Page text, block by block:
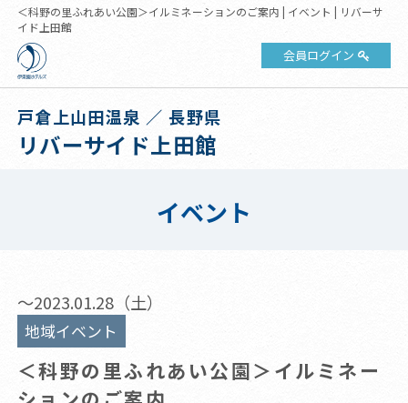
＜科野の里ふれあい公園＞イルミネーションのご案内 | イベント | リバーサ
イド上田館
会員ログイン
戸倉上山田温泉 ／ 長野県
リバーサイド上田館
イベント
～2023.01.28（土）
地域イベント
＜科野の里ふれあい公園＞イルミネー